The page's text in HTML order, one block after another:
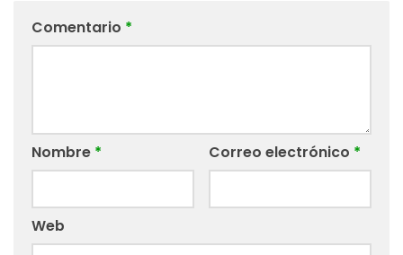
Comentario *
Nombre * Correo electrónico *
Web